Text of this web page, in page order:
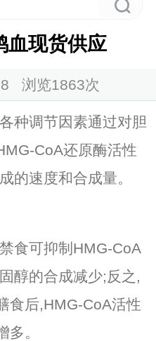
血现货供应
浏览1863次
调节因素通过对胆
CoA还原酶活性
的速度和合成量。
可抑制HMG-CoA
醇的合成减少;反之,
食后,HMG-CoA活性
。